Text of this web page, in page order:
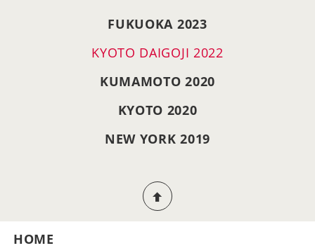
FUKUOKA 2023
KYOTO DAIGOJI 2022
KUMAMOTO 2020
KYOTO 2020
NEW YORK 2019
HOME